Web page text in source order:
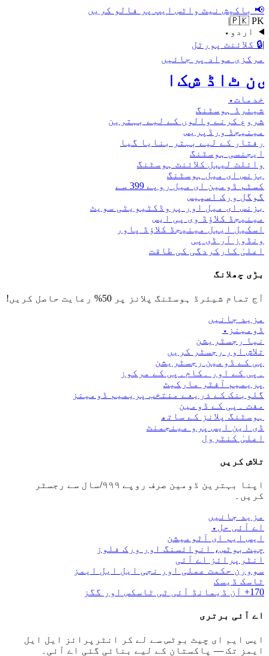
📢 باکیش نیٹ واٹس ایپ پر فالو کریں
🇵🇰 PK
|
اردو ▾
|
🔒 کلائنٹ پورٹل
مرکزی مواد پر جائیں
ڈاٹ نیٹ
خدمات▾
شیئرڈ ہوسٹنگ
شروع کرنے والوں کے لیے بہترین
مینیجڈ ورڈپریس
رفتار کے لیے بہتر بنایا گیا
ایجنسی ہوسٹنگ
وائلٹ لیبل کلائنٹ ہوسٹنگ
بزنس ای میل ہوسٹنگ
کسٹم ڈومین ای میل روپے 399 سے
گوگل ورک اسپیس
بزنس ای میل اور پروڈکٹیویٹی سویٹ
مینیجڈ کلاؤڈ وی پی ایس
اسکیل ایبل مینیجڈ کلاؤڈ پاور
ونڈوز آر ڈی پی
اعلیٰ کارکردگی کی طاقت
بڑی چھلانگ
آج تمام شیئرڈ ہوسٹنگ پلانز پر 50% رعایت حاصل کریں!
مزید جانیں
ڈومینز ▾
نیا رجسٹریشن
تلاش اور رجسٹر کریں
پی کے ڈومین رجسٹریشن
۔پی کے اور ۔کام۔پی کے مرکوز
پریمیم آفٹر مارکیٹ
گلوبنک کے ذریعے منتخب پریمیم ڈومینز
مفت ۔پی کے ڈومین
ہوسٹنگ پلانز کے ساتھ
ڈی این ایس پرو مینجمنٹ
اعلیٰ کنٹرول
تلاش کریں
اپنا بہترین ڈومین صرف روپے ۹۹۹/سال سے رجسٹر
کریں۔
مزید جانیں
اے آئی حل ▾
ایس ایم ای آٹومیشن
چیٹ بوٹس، انوائسنگ اور ورک فلوز
انٹرپرائز اے آئی
سوورن حکمت عملی اور نجی ایل ایل ایمز
ٹاسک ڈیسک
170+ آن ڈیمانڈ آئی ٹی ٹاسکس اور گگز
اے آئی برتری
ایس ایم ای چیٹ بوٹس سے لے کر انٹرپرائز ایل ایل
ایمز تک — پاکستان کے لیے بنائی گئی اے آئی۔